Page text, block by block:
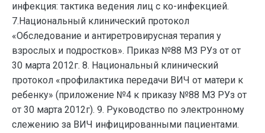
инфекция: тактика ведения лиц с ко-инфекцией.
7.Национальный клинический протокол
«Обследование и антиретровирусная терапия у
взрослых и подростков». Приказ №88 МЗ РУз от от
30 марта 2012г. 8. Национальный клинический
протокол «профилактика передачи ВИЧ от матери к
ребенку» (приложение №4 к приказу №88 МЗ РУз от
от 30 марта 2012г). 9. Руководство по электронному
слежению за ВИЧ инфицированными пациентами.